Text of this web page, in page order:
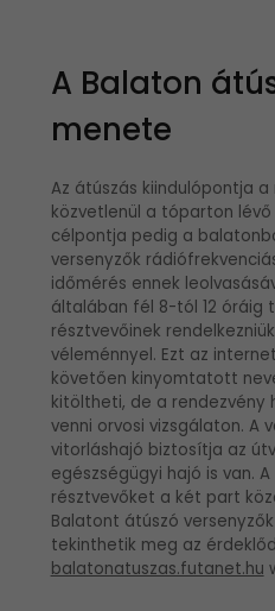
A Balaton
menete
Az átúszás kiindulópontja
közvetlenül a tóparton
célpontja pedig a
versenyzők
időmérés ennek
általában fél 8-tól 12 óráig
résztvevőinek
véleménnyel. Ezt az
követően kinyomtatott
kitöltheti, de a rendezvény
venni orvosi vizsgálaton. A
vitorláshajó biztosítja az
egészségügyi hajó is van.
résztvevőket a két part
Balatont átúszó
tekinthetik meg az
balatonatuszas.futanet.hu